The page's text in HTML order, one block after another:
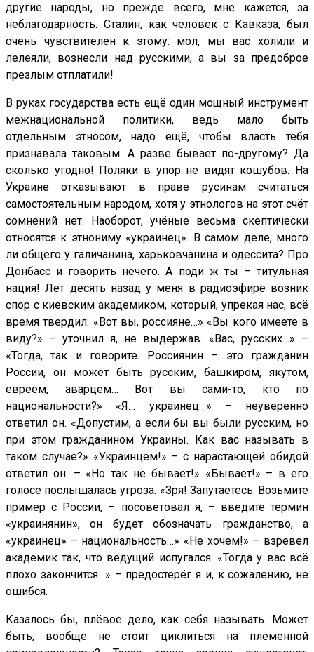
другие народы, но прежде всего, мне кажется, за
неблагодарность. Сталин, как человек с Кавказа, был
очень чувствителен к этому: мол, мы вас холили и
лелеяли, вознесли над русскими, а вы за предоброе
презлым отплатили!
В руках государства есть ещё один мощный инструмент
межнациональной политики, ведь мало быть
отдельным этносом, надо ещё, чтобы власть тебя
признавала таковым. А разве бывает по-другому? Да
сколько угодно! Поляки в упор не видят кошубов. На
Украине отказывают в праве русинам считаться
самостоятельным народом, хотя у этнологов на этот счёт
сомнений нет. Наоборот, учёные весьма скептически
относятся к этнониму «украинец». В самом деле, много
ли общего у галичанина, харьковчанина и одессита? Про
Донбасс и говорить нечего. А поди ж ты – титульная
нация! Лет десять назад у меня в радиоэфире возник
спор с киевским академиком, который, упрекая нас, всё
время твердил: «Вот вы, россияне…» «Вы кого имеете в
виду?» – уточнил я, не выдержав. «Вас, русских…» –
«Тогда, так и говорите. Россиянин – это гражданин
России, он может быть русским, башкиром, якутом,
евреем, аварцем… Вот вы сами-то, кто по
национальности?» «Я… украинец…» – неуверенно
ответил он. «Допустим, а если бы вы были русским, но
при этом гражданином Украины. Как вас называть в
таком случае?» «Украинцем!» – с нарастающей обидой
ответил он. – «Но так не бывает!» «Бывает!» – в его
голосе послышалась угроза. «Зря! Запутаетесь. Возьмите
пример с России, – посоветовал я, – введите термин
«украинянин», он будет обозначать гражданство, а
«украинец» – национальность…» «Не хочем!» – взревел
академик так, что ведущий испугался. «Тогда у вас всё
плохо закончится…» – предостерёг я и, к сожалению, не
ошибся.
Казалось бы, плёвое дело, как себя называть. Может
быть, вообще не стоит циклиться на племенной